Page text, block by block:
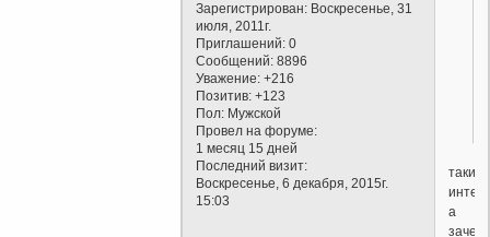
Зарегистрирован: Воскресенье, 31
июля, 2011г.
Приглашений: 0
Сообщений: 8896
Уважение: +216
Позитив: +123
Пол: Мужской
Провел на форуме:
1 месяц 15 дней
Последний визит:
Воскресенье, 6 декабря, 2015г.
15:03
таки
а
зачем